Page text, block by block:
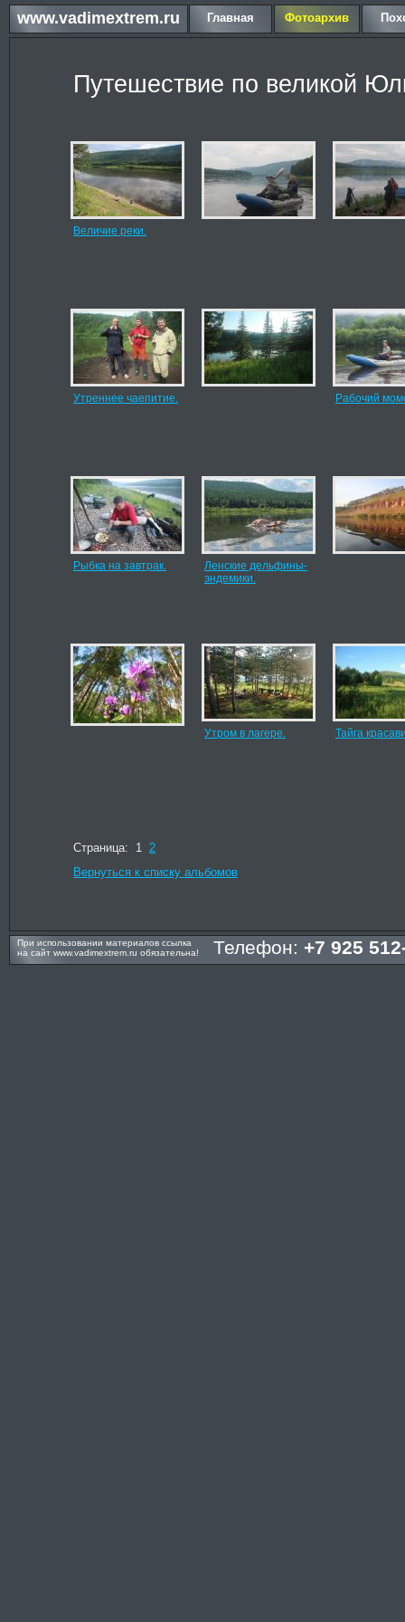
www.vadimextrem.ru Главная Фотоархив
Путешествие по великой
Величие реки.
Утреннее чаепитие. Рабочий
Рыбка на завтрак.
Ленские дельфины-
эндемики.
Утром в лагере. Тайга
Страница: 1 2
Вернуться к списку альбомов
При использовании материалов ссылка
на сайт www.vadimextrem.ru обязательна! Телефон: +7 925